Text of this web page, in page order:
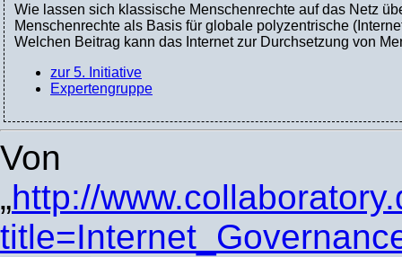
Wie lassen sich klassische Menschenrechte auf das Netz
Menschenrechte als Basis für globale polyzentrische
Welchen Beitrag kann das Internet zur Durchsetzung von
zur 5. Initiative
Expertengruppe
Von
„http://